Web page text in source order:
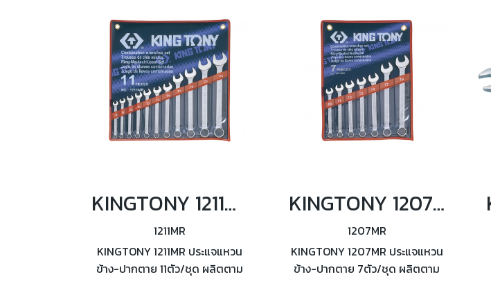
KINGTONY 1211MR ประแจแหวนข้าง-ปากตาย 11ตัว/ชุด
1211MR
KINGTONY 1211MR ประแจแหวน
ข้าง-ปากตาย 11ตัว/ชุด ผลิตตาม
KINGTONY 1207MR ประแจแหวนข้าง-ปากตาย 7ตัว/ชุด
1207MR
KINGTONY 1207MR ประแจแหวน
ข้าง-ปากตาย 7ตัว/ชุด ผลิตตาม